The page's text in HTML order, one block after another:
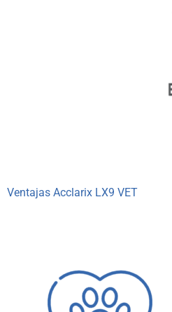
Ventajas Acclarix LX9 VET